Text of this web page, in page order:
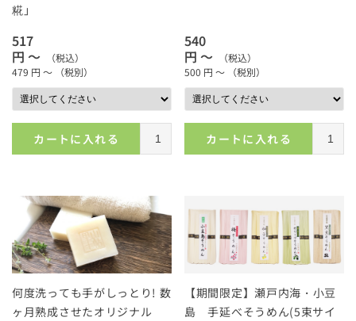
糀」
517
円 ～
（税込）
479 円 ～ （税別）
カートに入れる
540
円 ～
（税込）
500 円 ～ （税別）
カートに入れる
何度洗っても手がしっとり! 数
ヶ月熟成させたオリジナル
【期間限定】瀬戸内海・小豆
島 手延べそうめん(5束サイ